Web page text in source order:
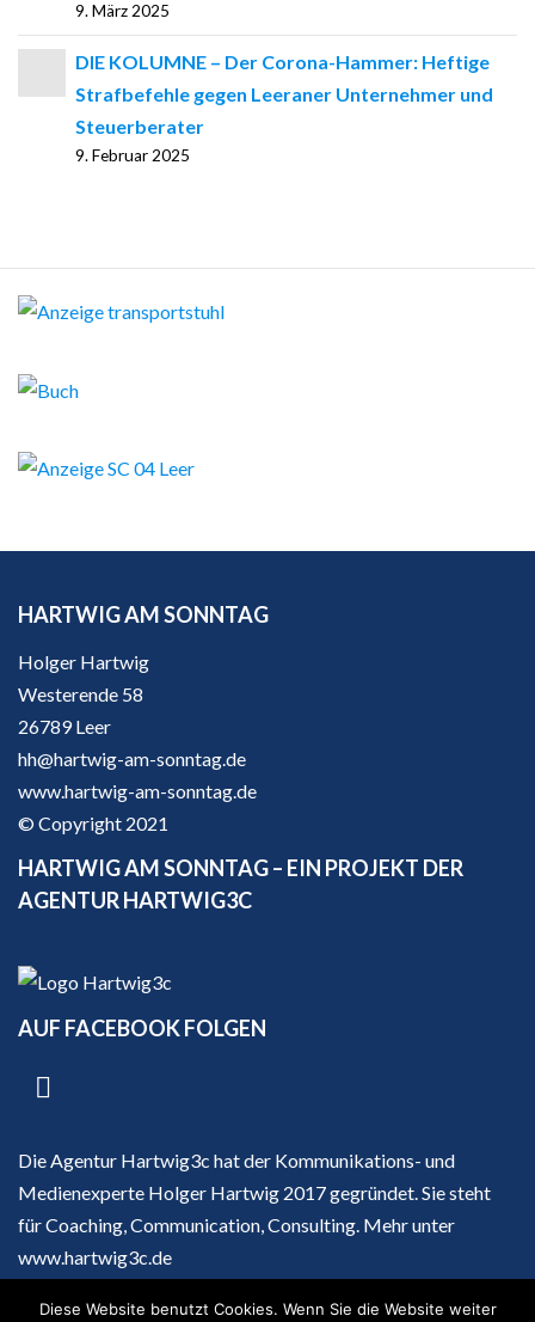
9. März 2025
DIE KOLUMNE – Der Corona-Hammer: Heftige
Strafbefehle gegen Leeraner Unternehmer und
Steuerberater
9. Februar 2025
HARTWIG AM SONNTAG
Holger Hartwig
Westerende 58
26789 Leer
hh@hartwig-am-sonntag.de
www.hartwig-am-sonntag.de
© Copyright 2021
HARTWIG AM SONNTAG – EIN PROJEKT DER
AGENTUR HARTWIG3C
AUF FACEBOOK FOLGEN
Die Agentur Hartwig3c hat der Kommunikations- und
Medienexperte Holger Hartwig 2017 gegründet. Sie steht
für Coaching, Communication, Consulting. Mehr unter
www.hartwig3c.de
Diese Website benutzt Cookies. Wenn Sie die Website weiter